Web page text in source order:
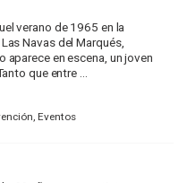
verano de 1965 en la
Navas del Marqués,
aparece en escena, un joven
que entre ...
Eventos